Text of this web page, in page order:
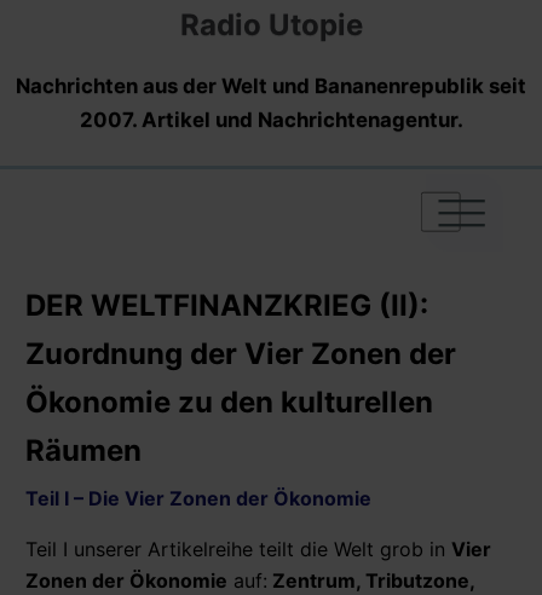
Radio Utopie
Nachrichten aus der Welt und Bananenrepublik seit
2007. Artikel und Nachrichtenagentur.
|
|
|
DER WELTFINANZKRIEG (II):
Zuordnung der Vier Zonen der
Ökonomie zu den kulturellen
Räumen
Teil I – Die Vier Zonen der Ökonomie
Teil I unserer Artikelreihe teilt die Welt grob in Vier
Zonen der Ökonomie auf: Zentrum, Tributzone,